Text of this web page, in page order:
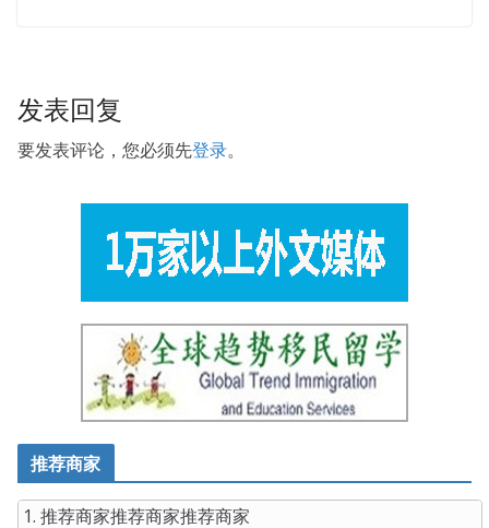
发表回复
要发表评论，您必须先登录。
推荐商家